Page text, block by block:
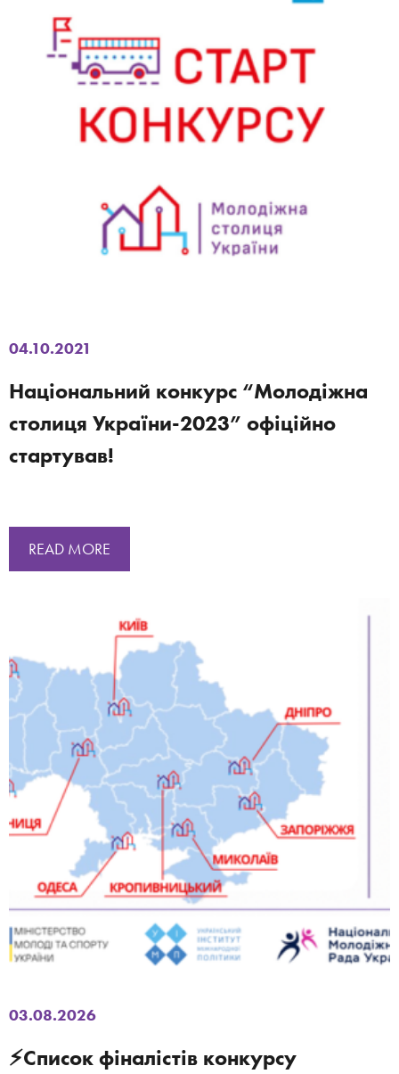
04.10.2021
Національний конкурс “Молодіжна
столиця України-2023” офіційно
стартував!
READ MORE
03.08.2026
⚡️Список фіналістів конкурсу